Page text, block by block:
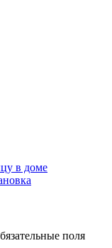
в доме
поля